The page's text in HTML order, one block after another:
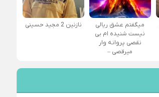
میگفتم عشق ریالی
نیست شنیده ام بی
نقصی پروانه وار
میرقصی –
نازنین 2 مجید حسینی